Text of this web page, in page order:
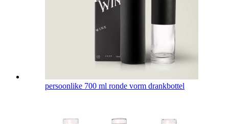
persoonlike 700 ml ronde vorm drankbottel